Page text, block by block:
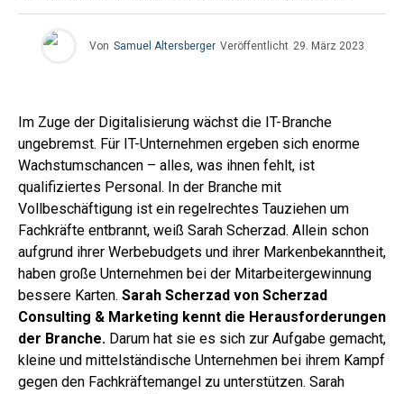
Von Samuel Altersberger Veröffentlicht 29. März 2023
Im Zuge der Digitalisierung wächst die IT-Branche
ungebremst. Für IT-Unternehmen ergeben sich enorme
Wachstumschancen – alles, was ihnen fehlt, ist
qualifiziertes Personal. In der Branche mit
Vollbeschäftigung ist ein regelrechtes Tauziehen um
Fachkräfte entbrannt, weiß Sarah Scherzad. Allein schon
aufgrund ihrer Werbebudgets und ihrer Markenbekanntheit,
haben große Unternehmen bei der Mitarbeitergewinnung
bessere Karten. Sarah Scherzad von Scherzad
Consulting & Marketing kennt die Herausforderungen
der Branche. Darum hat sie es sich zur Aufgabe gemacht,
kleine und mittelständische Unternehmen bei ihrem Kampf
gegen den Fachkräftemangel zu unterstützen. Sarah